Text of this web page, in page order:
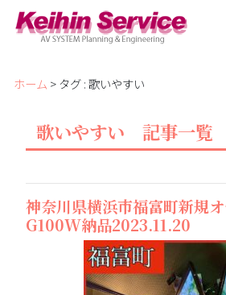
ホーム > タグ : 歌いやすい
歌いやすい 記事一覧
神奈川県横浜市福富町新規
G100W納品2023.11.20